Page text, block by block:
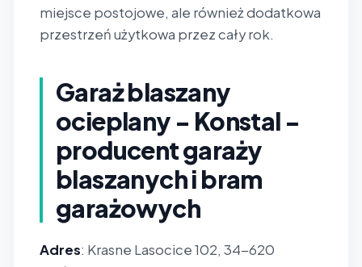
miejsce postojowe, ale również dodatkowa
przestrzeń użytkowa przez cały rok.
Garaż blaszany
ocieplany - Konstal -
producent garaży
blaszanych i bram
garażowych
Adres: Krasne Lasocice 102, 34-620